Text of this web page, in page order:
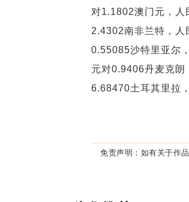
对1.1802澳门元，
2.4302南非兰特，
0.55085沙特里亚尔
元对0.9406丹麦克
6.68470土耳其里拉
免责声明： 如有关于作